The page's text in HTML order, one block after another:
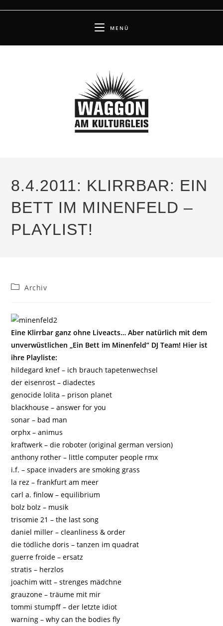
MENÜ
8.4.2011: KLIRRBAR: EIN
BETT IM MINENFELD –
PLAYLIST!
Beitrags-
Archiv
Eine Klirrbar ganz ohne Liveacts… Aber natürlich mit dem
unverwüstlichen „Ein Bett im Minenfeld“ DJ Team! Hier ist
ihre Playliste:
hildegard knef – ich brauch tapetenwechsel
der eisenrost – diadectes
genocide lolita – prison planet
blackhouse – answer for you
sonar – bad man
orphx – animus
kraftwerk – die roboter (original german version)
anthony rother – little computer people rmx
i.f. – space invaders are smoking grass
la rez – frankfurt am meer
carl a. finlow – equilibrium
bolz bolz – musik
trisomie 21 – the last song
daniel miller – cleanliness & order
die tödliche doris – tanzen im quadrat
guerre froide – ersatz
stratis – herzlos
joachim witt – strenges mädchne
grauzone – träume mit mir
tommi stumpff – der letzte idiot
warning – why can the bodies fly